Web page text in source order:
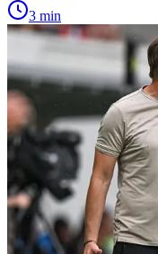
3 min